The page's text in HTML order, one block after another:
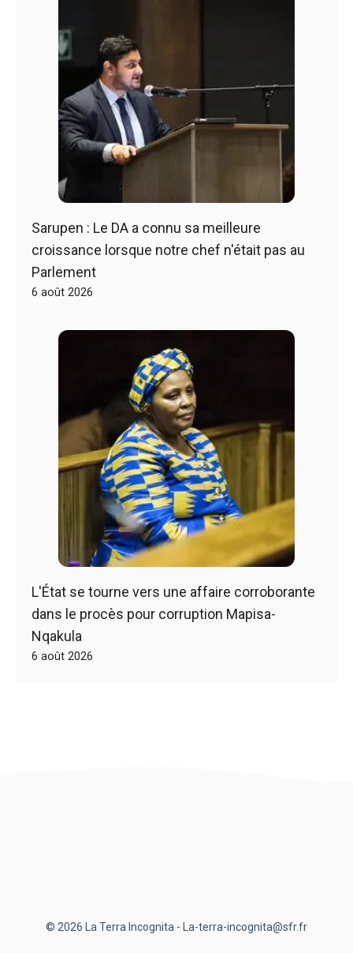
Sarupen : Le DA a connu sa meilleure
croissance lorsque notre chef n'était pas au
Parlement
6 août 2026
L'État se tourne vers une affaire corroborante
dans le procès pour corruption Mapisa-
Nqakula
6 août 2026
© 2026 La Terra Incognita - La-terra-incognita@sfr.fr